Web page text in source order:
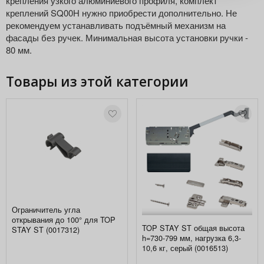
креплений SQ00H нужно приобрести дополнительно. Не
рекомендуем устанавливать подъёмный механизм на
фасады без ручек. Минимальная высота установки ручки -
80 мм.
Товары из этой категории
Ограничитель угла
открывания до 100° для TOP
STAY ST (0017312)
TOP STAY ST общая высота
h=730-799 мм, нагрузка 6,3-
10,6 кг, серый (0016513)